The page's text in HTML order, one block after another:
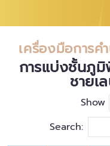
เครื่องมือการค
การแบ่งชั้นภู
ชายเ
Show
Search: